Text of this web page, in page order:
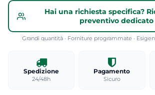
Hai una richiesta specifica?
preventivo dedicato
Grandi quantità · Forniture programmate ·
Spedizione
24/48h
Pagamento
Sicuro